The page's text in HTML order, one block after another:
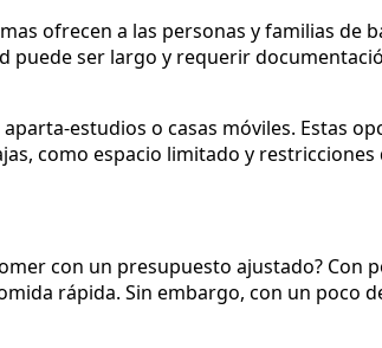
ofrecen a las personas y familias
puede ser largo y requerir
estudios o casas móviles. Estas
como espacio limitado y restricciones
con un presupuesto ajustado?
rápida. Sin embargo, con un poco